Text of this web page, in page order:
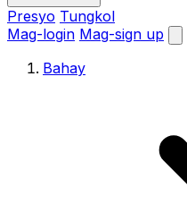
Presyo Tungkol
Mag-login Mag-sign up
Bahay